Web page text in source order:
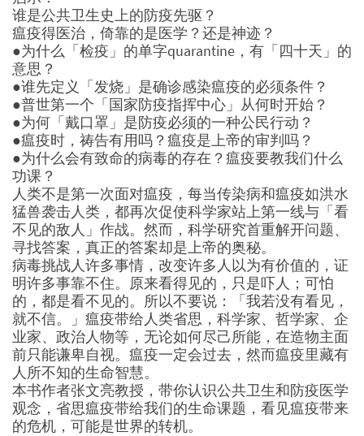
谁是公共卫生史上的防疫先驱？
瘟疫得医治，倚靠的是医学？还是神迹？
●为什么「检疫」的单字quarantine，有「四十天」的
意思？
●谁先定义「发烧」是确诊感染瘟疫的必须条件？
●普世第一个「国家防疫指挥中心」从何时开始？
●为何「戴口罩」是防疫必须的一种公民行动？
●瘟疫时，祷告有用吗？瘟疫是上帝的审判吗？
●为什么会有致命的病毒的存在？瘟疫要教我们什么
功课？
人类不是第一次面对瘟疫，每当传染病和瘟疫如洪水
猛兽袭击人类，都再次促使科学家站上第一线与「看
不见的敌人」作战。然而，科学研究首重解开问题、
寻找答案，真正的答案却是上帝的奥秘。
病毒挑战人许多事情，改变许多人以为有价值的，证
明许多事靠不住。原来看得见的，只是吓人；可怕
的，都是看不见的。所以不要说：「我若没有看见，
就不信。」瘟疫带给人类省思，科学家、哲学家、企
业家、政治人物等，无论如何尽己所能，在造物主面
前只能谦卑自视。瘟疫一定会过去，然而瘟疫里藏有
人所不知的生命智慧。
本书作者张文亮教授，带你认识公共卫生和防疫医学
观念，省思瘟疫带给我们的生命课题，看见瘟疫带来
的危机，可能是世界的转机。